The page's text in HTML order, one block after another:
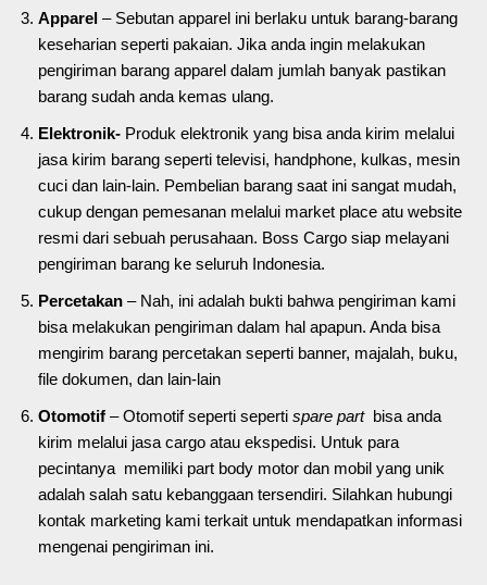
Apparel – Sebutan apparel ini berlaku untuk barang-barang
keseharian seperti pakaian. Jika anda ingin melakukan
pengiriman barang apparel dalam jumlah banyak pastikan
barang sudah anda kemas ulang.
Elektronik- Produk elektronik yang bisa anda kirim melalui
jasa kirim barang seperti televisi, handphone, kulkas, mesin
cuci dan lain-lain. Pembelian barang saat ini sangat mudah,
cukup dengan pemesanan melalui market place atu website
resmi dari sebuah perusahaan. Boss Cargo siap melayani
pengiriman barang ke seluruh Indonesia.
Percetakan – Nah, ini adalah bukti bahwa pengiriman kami
bisa melakukan pengiriman dalam hal apapun. Anda bisa
mengirim barang percetakan seperti banner, majalah, buku,
file dokumen, dan lain-lain
Otomotif – Otomotif seperti seperti spare partbisa anda
kirim melalui jasa cargo atau ekspedisi. Untuk para
pecintanya memiliki part body motor dan mobil yang unik
adalah salah satu kebanggaan tersendiri. Silahkan hubungi
kontak marketing kami terkait untuk mendapatkan informasi
mengenai pengiriman ini.